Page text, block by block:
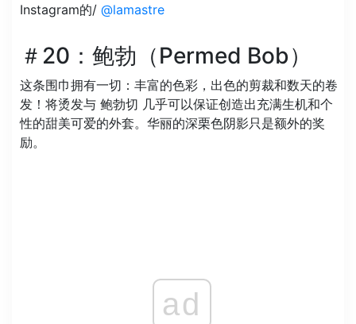
Instagram的/ @lamastre
＃20：鲍勃（Permed Bob）
这条围巾拥有一切：丰富的色彩，出色的剪裁和数天的卷
发！将烫发与 鲍勃切 几乎可以保证创造出充满生机和个
性的甜美可爱的外套。华丽的深栗色阴影只是额外的奖
励。
ad